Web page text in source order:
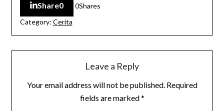
Share0 0Shares
Category: Cerita
Leave a Reply
Your email address will not be published. Required
fields are marked*